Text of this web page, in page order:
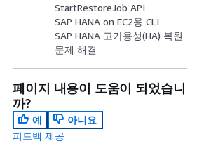
StartRestoreJob API
SAP HANA on EC2용 CLI
SAP HANA 고가용성(HA) 복원
문제 해결
페이지 내용이 도움이 되었습니
까?
예
아니요
피드백 제공